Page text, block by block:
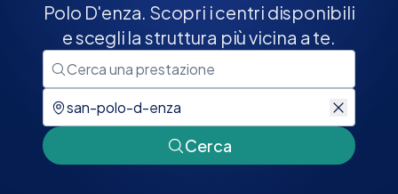
Polo D'enza. Scopri i centri disponibili
e scegli la struttura più vicina a te.
Cerca